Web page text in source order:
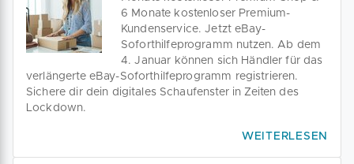
6 Monate kostenloser Premium-
Kundenservice. Jetzt eBay-
Soforthilfeprogramm nutzen. Ab dem
4. Januar können sich Händler für das
verlängerte eBay-Soforthilfeprogramm registrieren.
Sichere dir dein digitales Schaufenster in Zeiten des
Lockdown.
WEITERLESEN